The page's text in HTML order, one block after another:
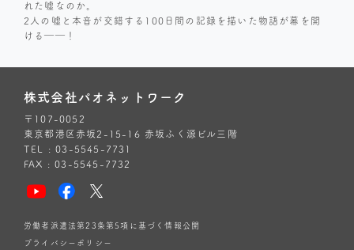
れた嘘なのか。
2人の嘘と本音が交錯する100日間の記録を描いた物語が幕を開
ける――！
株式会社パオネットワーク
〒107-0052
東京都港区赤坂2-15-16 赤坂ふく源ビル三階
TEL : 03-5545-7731
FAX : 03-5545-7732
労働者派遣法第23条第5項に基づく情報公開
プライバシーポリシー